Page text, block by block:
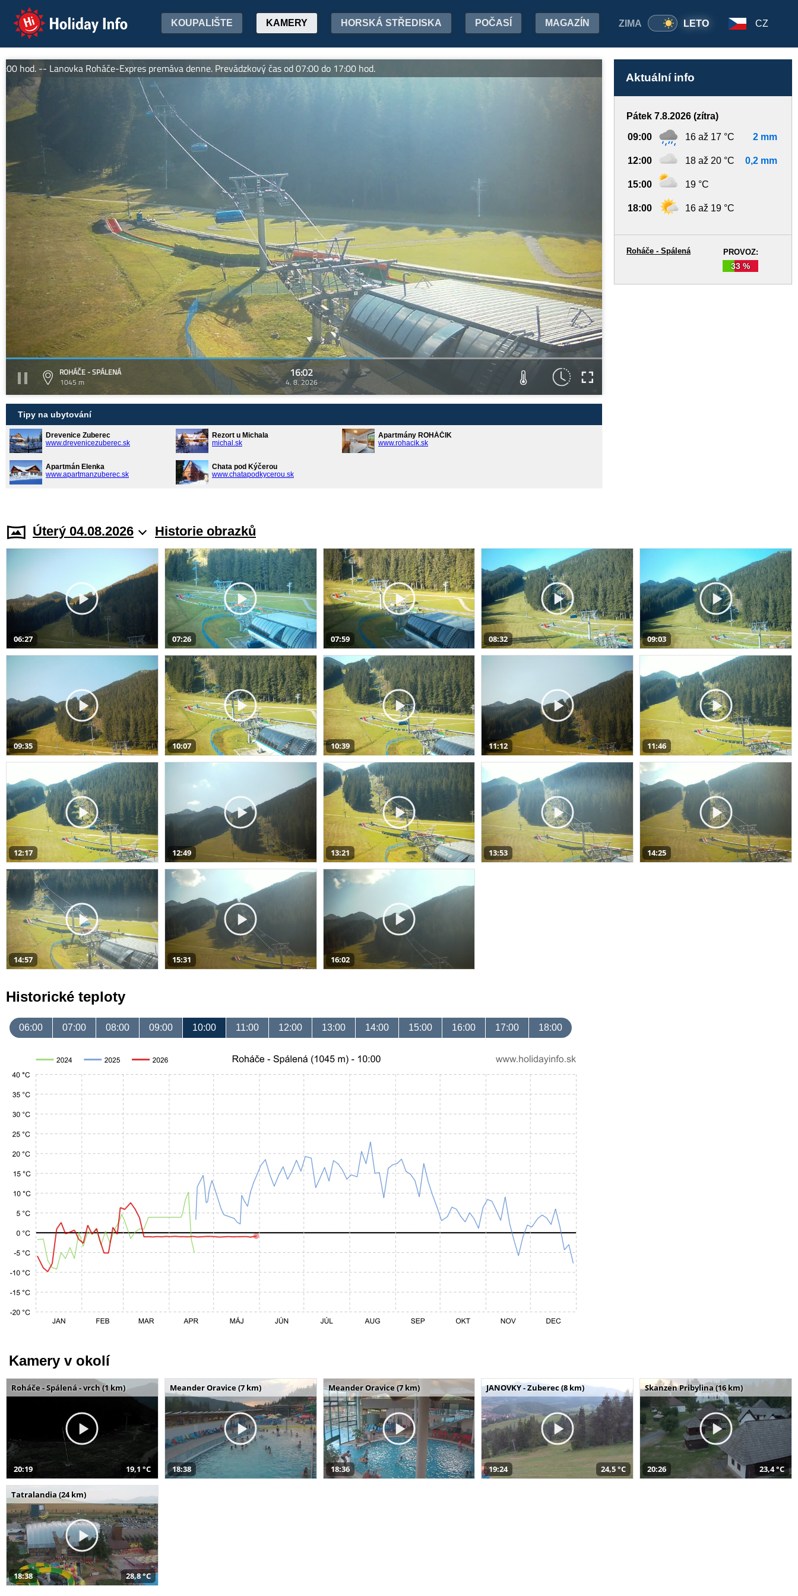
Holiday Info ZIMA LETO
KOUPALIŠTE KAMERY HORSKÁ STŘEDISKA POČASÍ MAGAZÍN CZ
-- Lanovka Roháče-Expres premáva denne. Prevádzkový čas od 07:00 do 17:00 hod.
ROHÁČE - SPÁLENÁ
1045 m
16:02
4. 8. 2026
Tipy na ubytování
Drevenice Zuberec
www.drevenicezuberec.sk
Rezort u Michala
michal.sk
Apartmány ROHÁČIK
www.rohacik.sk
Apartmán Elenka
www.apartmanzuberec.sk
Chata pod Kýčerou
www.chatapodkycerou.sk
Aktuální info
Pátek 7.8.2026 (zítra)
09:00 16 až 17 °C 2 mm
12:00 18 až 20 °C 0,2 mm
15:00 19 °C
18:00 16 až 19 °C
PROVOZ:
33 %
Roháče - Spálená
Úterý 04.08.2026 Historie obrazků
06:27 07:26 07:59 08:32 09:03
09:35 10:07 10:39 11:12 11:46
12:17 12:49 13:21 13:53 14:25
14:57 15:31 16:02
Historické teploty
06:00 07:00 08:00 09:00 10:00 11:00 12:00 13:00 14:00 15:00 16:00 17:00 18:00
Kamery v okolí
Roháče - Spálená - vrch (1 km)
20:19 19,1 °C
Meander Oravice (7 km)
18:38
Meander Oravice (7 km)
18:36
JANOVKY - Zuberec (8 km)
19:24 24,5 °C
Skanzen Pribylina (16 km)
20:26 23,4 °C
Tatralandia (24 km)
18:38 28,8 °C